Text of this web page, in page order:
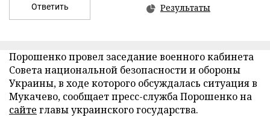
Ответить Результаты
Порошенко провел заседание военного кабинета
Совета национальной безопасности и обороны
Украины, в ходе которого обсуждалась ситуация в
Мукачево, сообщает пресс-служба Порошенко на
сайте главы украинского государства.